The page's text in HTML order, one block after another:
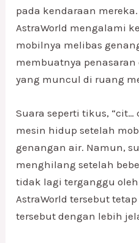
pada kendaraan
AstraWorld mengalami
mobilnya melibas
membuatnya penasaran
yang muncul di ruang
Suara seperti tikus, “cit…
mesin hidup setelah
genangan air. Namun,
menghilang setelah
tidak lagi terganggu
AstraWorld tersebut
tersebut dengan lebih